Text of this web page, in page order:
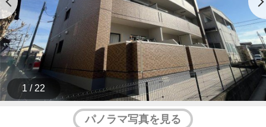
1 / 22
パノラマ写真を見る